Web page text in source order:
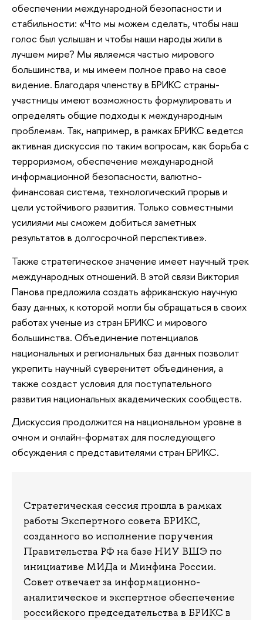
обеспечении международной безопасности и
стабильности: «Что мы можем сделать, чтобы наш
голос был услышан и чтобы наши народы жили в
лучшем мире? Мы являемся частью мирового
большинства, и мы имеем полное право на свое
видение. Благодаря членству в БРИКС страны-
участницы имеют возможность формулировать и
определять общие подходы к международным
проблемам. Так, например, в рамках БРИКС ведется
активная дискуссия по таким вопросам, как борьба с
терроризмом, обеспечение международной
информационной безопасности, валютно-
финансовая система, технологический прорыв и
цели устойчивого развития. Только совместными
усилиями мы сможем добиться заметных
результатов в долгосрочной перспективе».
Также стратегическое значение имеет научный трек
международных отношений. В этой связи Виктория
Панова предложила создать африканскую научную
базу данных, к которой могли бы обращаться в своих
работах ученые из стран БРИКС и мирового
большинства. Объединение потенциалов
национальных и региональных баз данных позволит
укрепить научный суверенитет объединения, а
также создаст условия для поступательного
развития национальных академических сообществ.
Дискуссия продолжится на национальном уровне в
очном и онлайн-форматах для последующего
обсуждения с представителями стран БРИКС.
Стратегическая сессия прошла в рамках
работы Экспертного совета БРИКС,
созданного во исполнение поручения
Правительства РФ на базе НИУ ВШЭ по
инициативе МИДа и Минфина России.
Совет отвечает за информационно-
аналитическое и экспертное обеспечение
российского председательства в БРИКС в